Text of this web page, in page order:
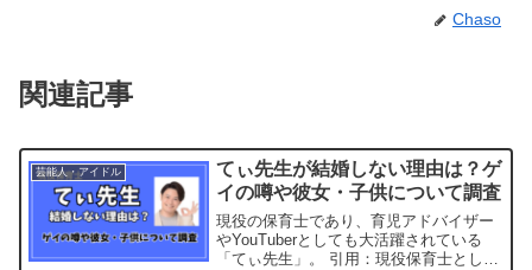
Chaso
関連記事
芸能人・アイドル
てぃ先生が結婚しない理由は？ゲ
イの噂や彼女・子供について調査
現役の保育士であり、育児アドバイザー
やYouTuberとしても大活躍されている
「てぃ先生」。 引用：現役保育士として